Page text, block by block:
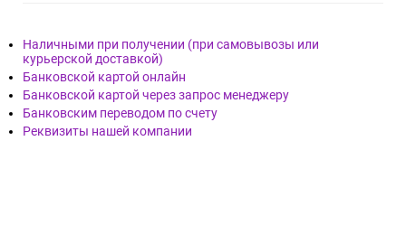
Наличными при получении (при самовывозы или
курьерской доставкой)
Банковской картой онлайн
Банковской картой через запрос менеджеру
Банковским переводом по счету
Реквизиты нашей компании